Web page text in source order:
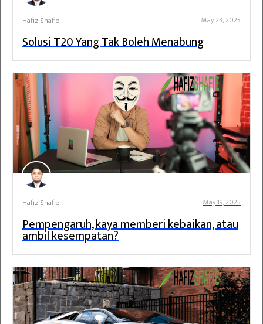
Hafiz Shafie May 23, 2025
Solusi T20 Yang Tak Boleh Menabung
Hafiz Shafie May 19, 2025
Pempengaruh, kaya memberi kebaikan, atau
ambil kesempatan?